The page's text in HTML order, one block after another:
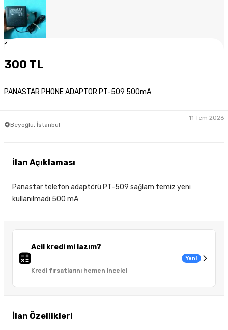
1
300 TL
PANASTAR PHONE ADAPTOR PT-509 500mA
Beyoğlu, İstanbul
11 Tem 2026
Acil kredi mi lazım?
Kredi fırsatlarını hemen incele!
Yeni
İlan Özellikleri
İlan Açıklaması
Panastar telefon adaptörü PT-509 sağlam temiz yeni
kullanılmadı 500 mA